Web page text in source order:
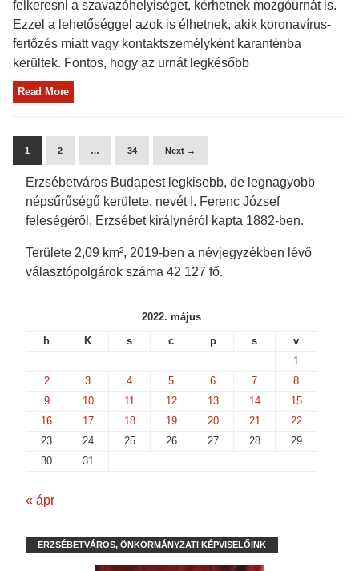
felkeresni a szavazóhelyiséget, kérhetnek mozgóurnát is.
Ezzel a lehetőséggel azok is élhetnek, akik koronavírus-
fertőzés miatt vagy kontaktszemélyként karanténba
kerültek. Fontos, hogy az urnát legkésőbb
Read More
1 2 … 34 Next →
Erzsébetváros Budapest legkisebb, de legnagyobb
népsűrűségű kerülete, nevét I. Ferenc József
feleségéről, Erzsébet királynéról kapta 1882-ben.
Területe 2,09 km², 2019-ben a névjegyzékben lévő
választópolgárok száma 42 127 fő.
2022. május
h
K s c p s
v
1
2
3 4 5 6 7
8
9
10 11 12 13 14
15
16
17 18 19 20 21
22
23
24 25 26 27 28
29
30
31
« ápr
ERZSÉBETVÁROS, ÖNKORMÁNYZATI KÉPVISELŐINK